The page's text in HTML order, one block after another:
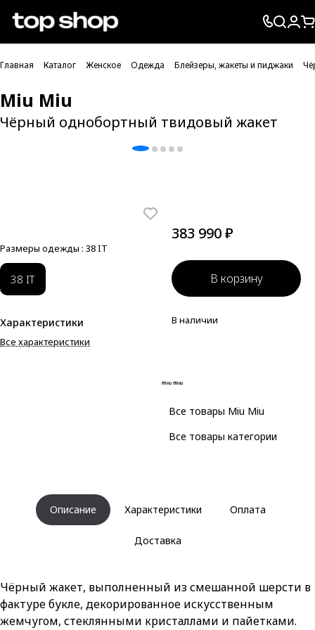
Проверка хлебных крошек
Главная Каталог Женское Одежда Блейзеры, жакеты и пиджаки
Miu Miu
Чёрный однобортный твидовый жакет
Размеры одежды : 38 IT
38 IT
Характеристики
Все характеристики
383 990 ₽
В корзину
В наличии
Все товары Miu Miu
Все товары категории
Описание Характеристики Оплата
Доставка
Чёрный жакет, выполненный из смешанной шерсти в
фактуре букле, декорированное искусственным
жемчугом, стеклянными кристаллами и пайетками.